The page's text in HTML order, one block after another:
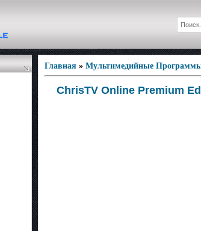
Главная » Мультимедийные
ChrisTV Online Premium